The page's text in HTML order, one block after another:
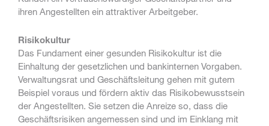
ihren Angestellten ein attraktiver Arbeitgeber.
Risikokultur
Das Fundament einer gesunden Risikokultur ist die
Einhaltung der gesetzlichen und bankinternen Vorgaben.
Verwaltungsrat und Geschäftsleitung gehen mit gutem
Beispiel voraus und fördern aktiv das Risikobewusstsein
der Angestellten. Sie setzen die Anreize so, dass die
Geschäftsrisiken angemessen sind und im Einklang mit